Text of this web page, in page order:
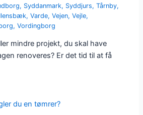
, Syddanmark, Syddjurs,Tårnby,
,Varde,Vejen,Vejle,
,Vordingborg
mindre projekt, du skal have
renoveres? Er det tid til at få